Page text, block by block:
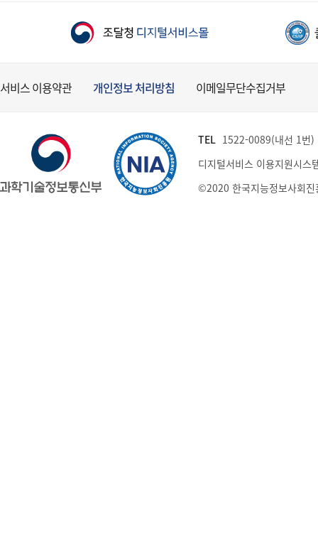
서비스 이용약관 개인정보 처리방침 이메일무단수집거부
TEL 1522-0089(내선 1번
디지털서비스 이용지원시스
©2020 한국지능정보사회진